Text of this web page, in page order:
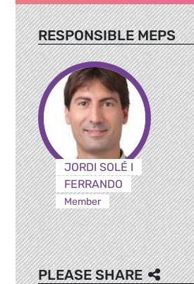
RESPONSIBLE MEPS
JORDI SOLÉ I
FERRANDO
Member
PLEASE SHARE